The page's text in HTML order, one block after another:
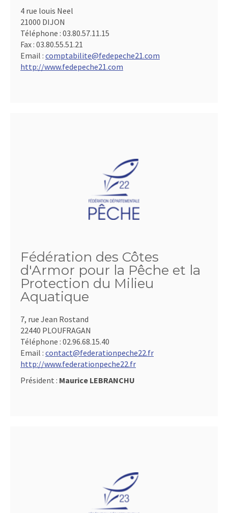
4 rue louis Neel
21000 DIJON
Téléphone : 03.80.57.11.15
Fax : 03.80.55.51.21
Email : comptabilite@fedepeche21.com
http://www.fedepeche21.com
Fédération des Côtes
d'Armor pour la Pêche et la
Protection du Milieu
Aquatique
7, rue Jean Rostand
22440 PLOUFRAGAN
Téléphone : 02.96.68.15.40
Email : contact@federationpeche22.fr
http://www.federationpeche22.fr
Président : Maurice LEBRANCHU